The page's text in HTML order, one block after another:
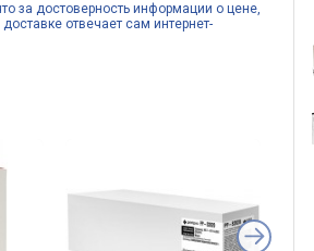
за достоверность информации о цене,
доставке отвечает сам интернет-